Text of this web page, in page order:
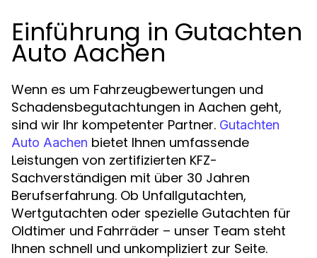
Einführung in Gutachten
Auto Aachen
Wenn es um Fahrzeugbewertungen und
Schadensbegutachtungen in Aachen geht,
sind wir Ihr kompetenter Partner. Gutachten
Auto Aachen bietet Ihnen umfassende
Leistungen von zertifizierten KFZ-
Sachverständigen mit über 30 Jahren
Berufserfahrung. Ob Unfallgutachten,
Wertgutachten oder spezielle Gutachten für
Oldtimer und Fahrräder – unser Team steht
Ihnen schnell und unkompliziert zur Seite.